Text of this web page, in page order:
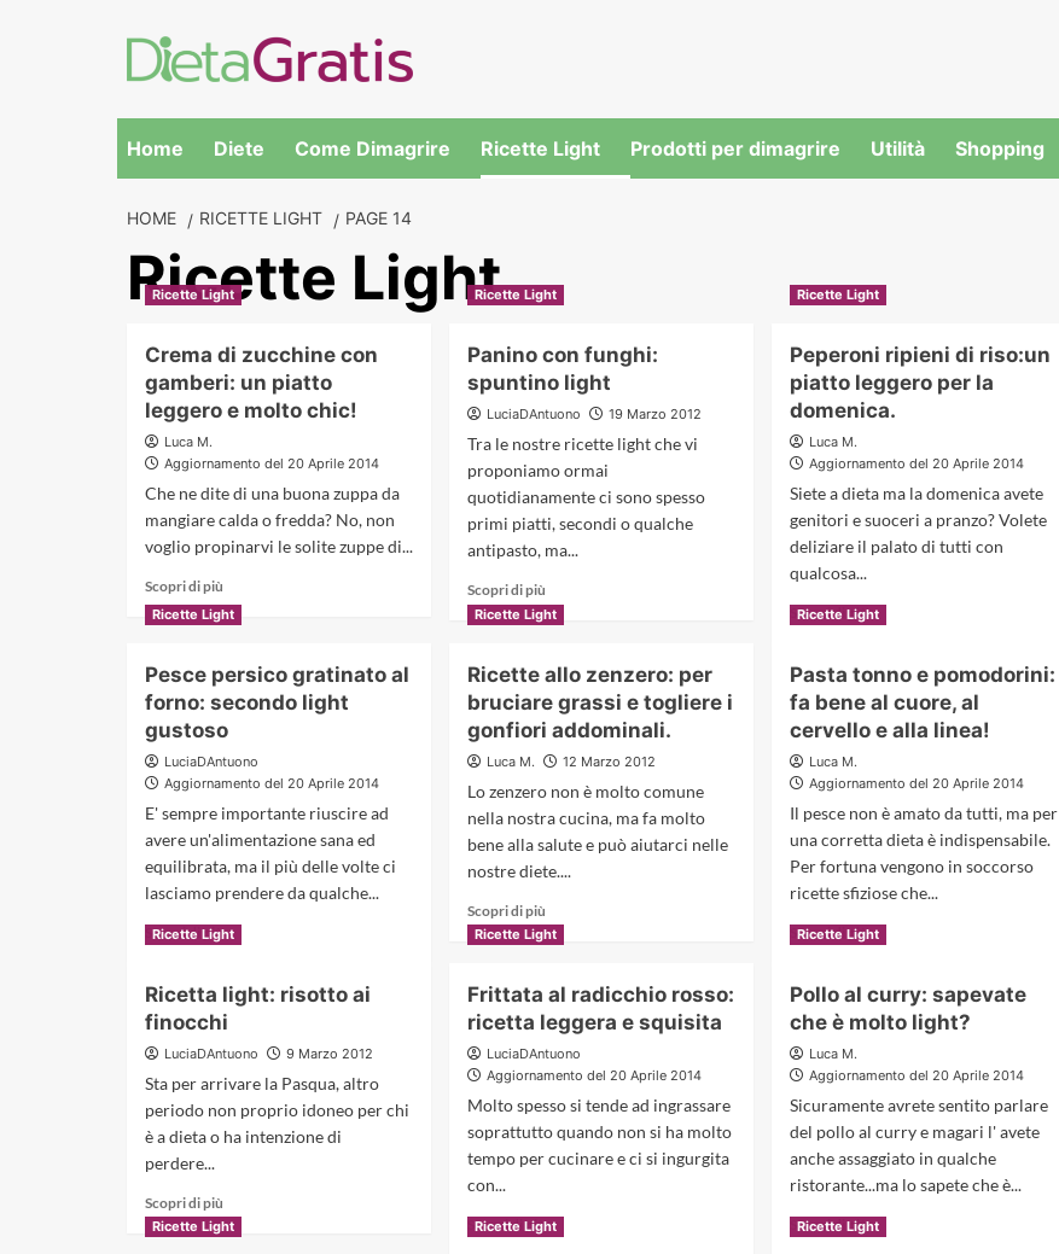
to
content
Home Diete Come Dimagrire Ricette Light Prodotti per dimagrire Utilità Shopping
HOME RICETTE LIGHT PAGE 14
Ricette Light
Ricette Light
Crema di zucchine con
gamberi: un piatto
leggero e molto chic!
Luca M.
Aggiornamento del 20 Aprile 2014
Che ne dite di una buona zuppa da
mangiare calda o fredda? No, non
voglio propinarvi le solite zuppe di...
Scopri di piùRead
more
about
di
zucchine
gamberi:
un
piatto
leggero
e
chic!
Ricette Light
Panino con funghi:
spuntino light
LuciaDAntuono 19 Marzo 2012
Tra le nostre ricette light che vi
proponiamo ormai
quotidianamente ci sono spesso
primi piatti, secondi o qualche
antipasto, ma...
Scopri di piùRead
more
about
con
funghi:
spuntino
Ricette Light
Peperoni ripieni di riso:un
piatto leggero per la
domenica.
Luca M.
Aggiornamento del 20 Aprile 2014
Siete a dieta ma la domenica avete
genitori e suoceri a pranzo? Volete
deliziare il palato di tutti con
qualcosa...
Scopri di piùRead
more
Peperoni
ripieni
di
leggero
per
la
domenica.
Ricette Light
Pesce persico gratinato al
forno: secondo light
gustoso
LuciaDAntuono
Aggiornamento del 20 Aprile 2014
E' sempre importante riuscire ad
avere un'alimentazione sana ed
equilibrata, ma il più delle volte ci
lasciamo prendere da qualche...
Scopri di piùRead
more
Pesce
persico
gratinato
forno:
secondo
light
Ricette Light
Ricette allo zenzero: per
bruciare grassi e togliere i
gonfiori addominali.
Luca M. 12 Marzo 2012
Lo zenzero non è molto comune
nella nostra cucina, ma fa molto
bene alla salute e può aiutarci nelle
nostre diete....
Scopri di piùRead
more
allo
zenzero:
bruciare
e
togliere
i
Ricette Light
Pasta tonno e pomodorini:
fa bene al cuore, al
cervello e alla linea!
Luca M.
Aggiornamento del 20 Aprile 2014
Il pesce non è amato da tutti, ma per
una corretta dieta è indispensabile.
Per fortuna vengono in soccorso
ricette sfiziose che...
Scopri di piùRead
more
Pasta
tonno
bene
al
cuore,
al
e
Ricette Light
Ricetta light: risotto ai
finocchi
LuciaDAntuono 9 Marzo 2012
Sta per arrivare la Pasqua, altro
periodo non proprio idoneo per chi
è a dieta o ha intenzione di
perdere...
Scopri di piùRead
more
Ricette Light
Frittata al radicchio rosso:
ricetta leggera e squisita
LuciaDAntuono
Aggiornamento del 20 Aprile 2014
Molto spesso si tende ad ingrassare
soprattutto quando non si ha molto
tempo per cucinare e ci si ingurgita
con...
Scopri di piùRead
more
Ricette Light
Pollo al curry: sapevate
che è molto light?
Luca M.
Aggiornamento del 20 Aprile 2014
Sicuramente avrete sentito parlare
del pollo al curry e magari l' avete
anche assaggiato in qualche
ristorante...ma lo sapete che è...
Scopri di piùRead
more
Ricette Light Ricette Light Ricette Light